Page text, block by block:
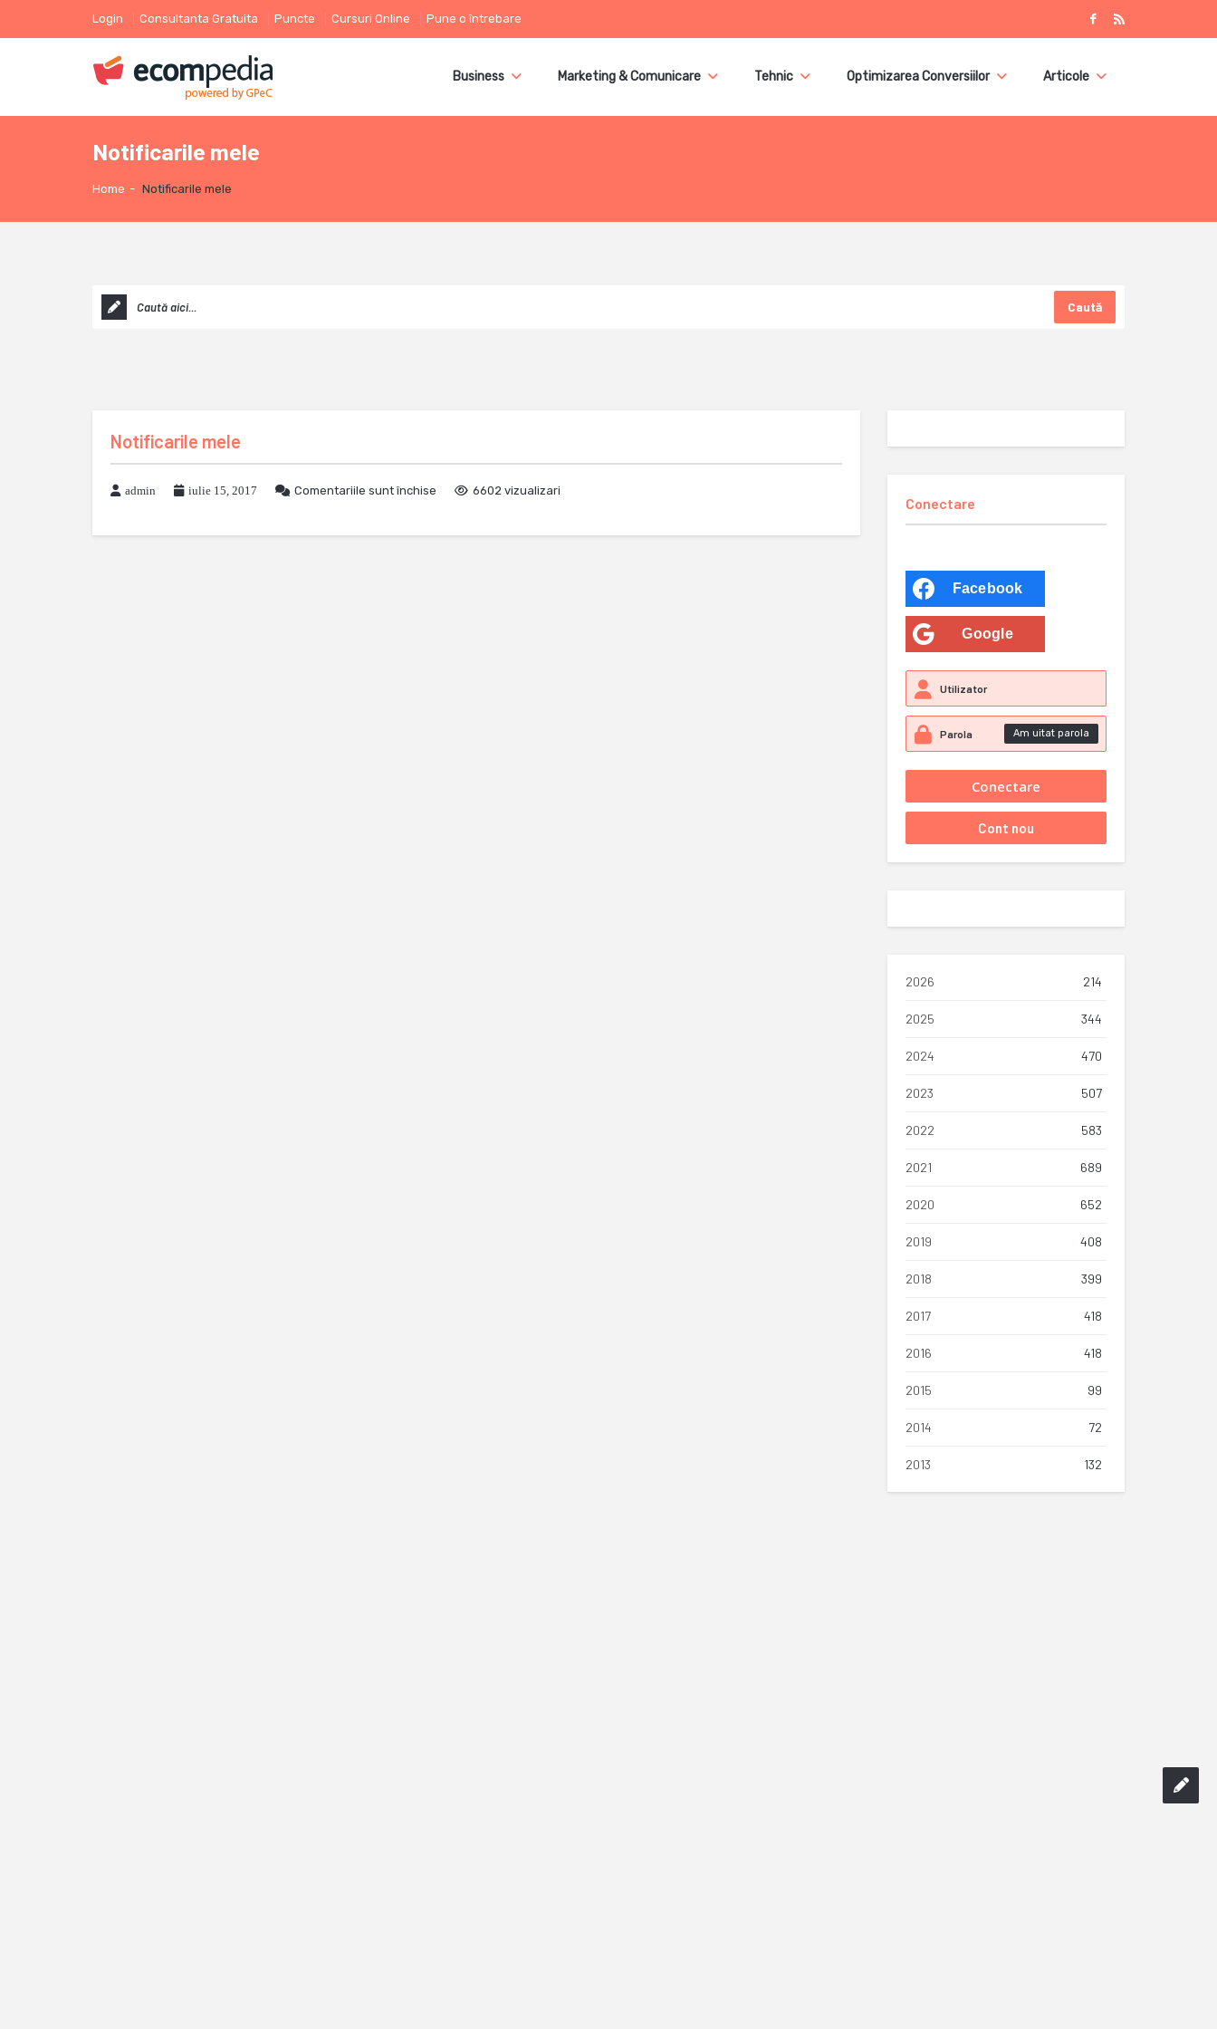
Login Consultanta Gratuita Puncte Cursuri Online Pune o întrebare
Business Marketing & Comunicare Tehnic Optimizarea Conversiilor Articole
Notificarile mele
Home - Notificarile mele
Caută
Notificarile mele
admin iulie 15, 2017 Comentariile sunt închise 6602 vizualizari
Conectare
Facebook
Google
Am uitat parola
2026 214
2025 344
2024 470
2023 507
2022 583
2021 689
2020 652
2019 408
2018 399
2017 418
2016 418
2015 99
2014 72
2013 132